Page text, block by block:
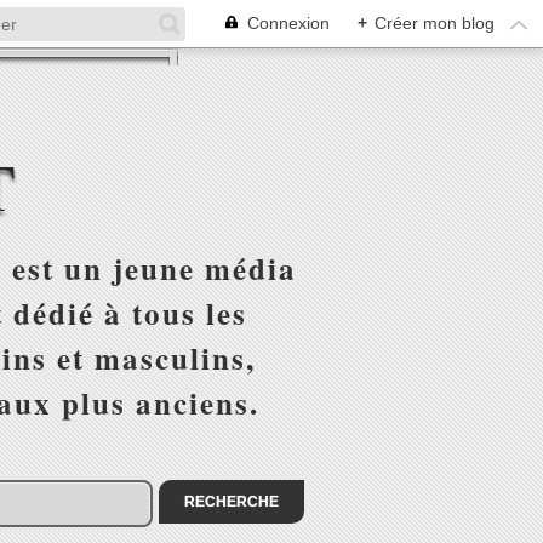
Connexion + Créer mon blog
un jeune média
à tous les
et masculins,
plus anciens.